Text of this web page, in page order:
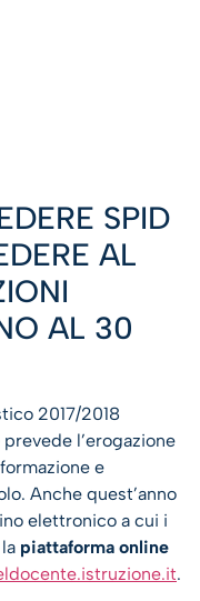
SPID
AL
AL 30
2017/2018
prevede l’erogazione
e
Anche quest’anno
elettronico a cui i
piattaforma online
.